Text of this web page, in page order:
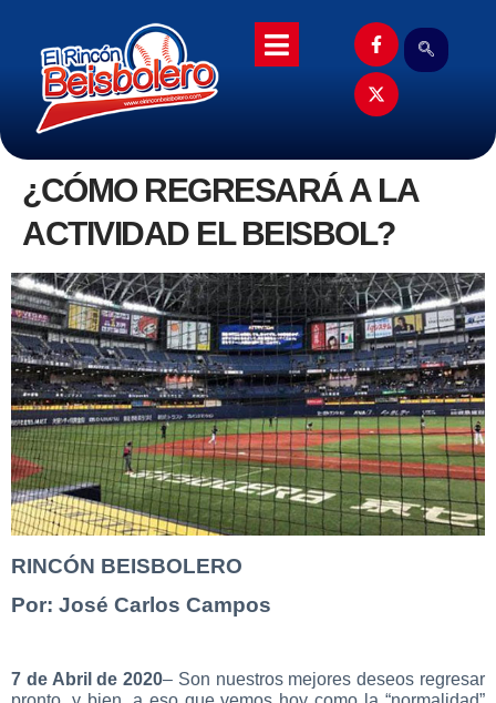
¿CÓMO REGRESARÁ A LA
ACTIVIDAD EL BEISBOL?
RINCÓN BEISBOLERO
Por: José Carlos Campos
7 de Abril de 2020– Son nuestros mejores deseos regresar